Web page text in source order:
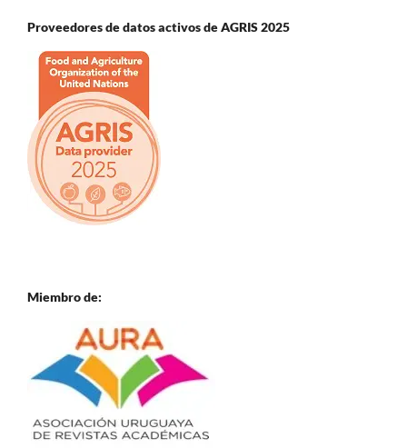
Proveedores de datos activos de AGRIS 2025
Miembro de: